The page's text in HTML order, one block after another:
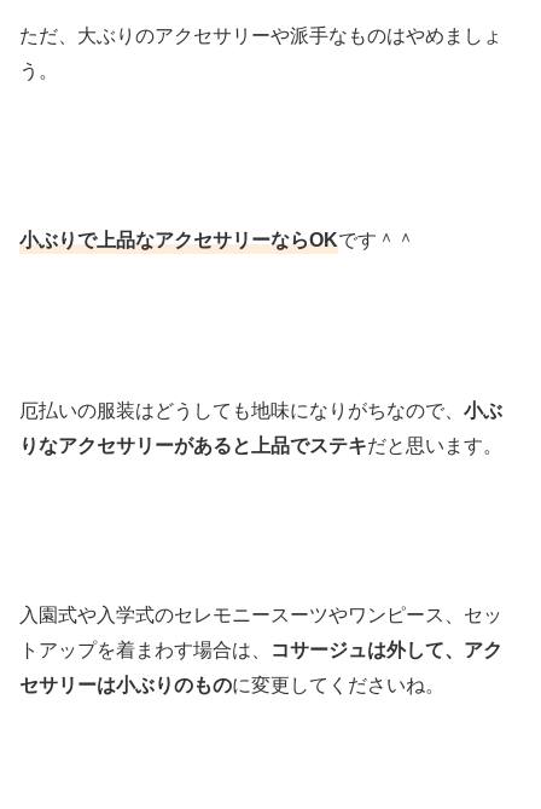
ただ、大ぶりのアクセサリーや派手なものはやめましょ
う。
小ぶりで上品なアクセサリーならOKです＾＾
厄払いの服装はどうしても地味になりがちなので、小ぶ
りなアクセサリーがあると上品でステキだと思います。
入園式や入学式のセレモニースーツやワンピース、セッ
トアップを着まわす場合は、 コサージュは外して、アク
セサリーは小ぶりのものに変更してくださいね。